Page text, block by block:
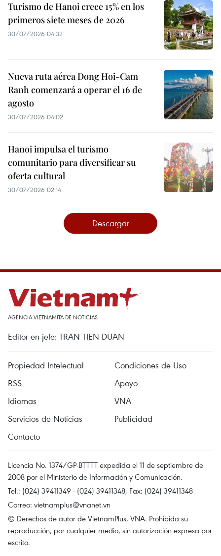
Turismo de Hanoi crece 15% en los
primeros siete meses de 2026
30/07/2026 04:32
Nueva ruta aérea Dong Hoi-Cam
Ranh comenzará a operar el 16 de
agosto
30/07/2026 04:02
Hanoi impulsa el turismo
comunitario para diversificar su
oferta cultural
30/07/2026 02:14
Descargar
AGENCIA VIETNAMITA DE NOTICIAS
Editor en jefe: TRAN TIEN DUAN
Propiedad Intelectual
Condiciones de Uso
RSS
Apoyo
Idiomas
VNA
Servicios de Noticias
Publicidad
Contacto
Licencia No. 1374/GP-BTTTT expedida el 11 de septiembre de
2008 por el Ministerio de Información y Comunicación.
Tel.: (024) 39411349 - (024) 39411348, Fax: (024) 39411348
Correo: vietnamplus@vnanet.vn
© Derechos de autor de VietnamPlus, VNA. Prohibida su
reproducción, por cualquier medio, sin autorización expresa por
escrito.